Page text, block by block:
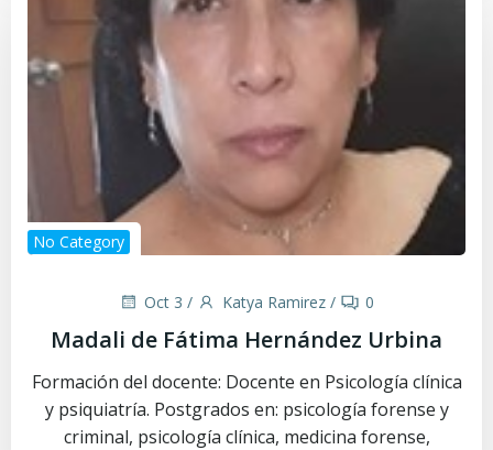
No Category
Oct 3 / Katya Ramirez / 0
Madali de Fátima Hernández Urbina
Formación del docente: Docente en Psicología clínica
y psiquiatría. Postgrados en: psicología forense y
criminal, psicología clínica, medicina forense,